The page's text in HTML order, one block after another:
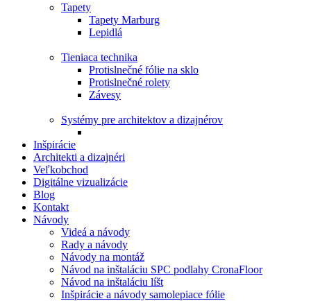
Tapety
Tapety Marburg
Lepidlá
Tieniaca technika
Protislnečné fólie na sklo
Protislnečné rolety
Závesy
Systémy pre architektov a dizajnérov
Inšpirácie
Architekti a dizajnéri
Veľkobchod
Digitálne vizualizácie
Blog
Kontakt
Návody
Videá a návody
Rady a návody
Návody na montáž
Návod na inštaláciu SPC podlahy CronaFloor
Návod na inštaláciu líšt
Inšpirácie a návody samolepiace fólie